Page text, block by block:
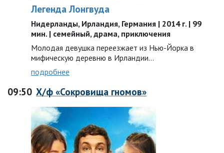
Легенда Лонгвуда
Нидерланды, Ирландия, Германия | 2014 г. | 99
мин. | семейный, драма, приключения
Молодая девушка переезжает из Нью-Йорка в
мифическую деревню в Ирландии…
подробнее
09:50 Х/ф «Сокровища гномов»